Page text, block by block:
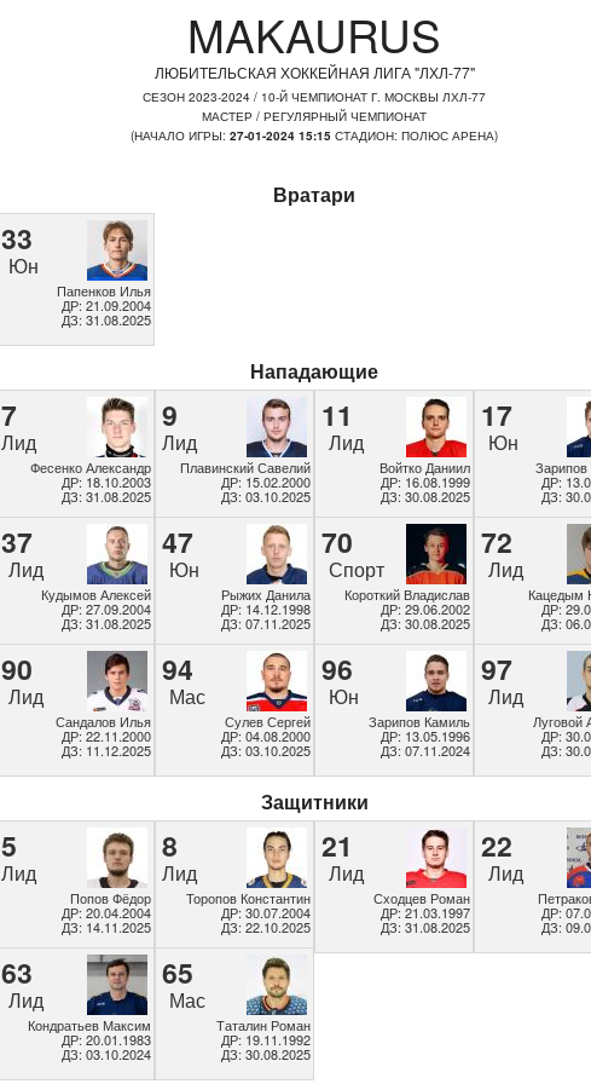
MAKAURUS
ЛЮБИТЕЛЬСКАЯ ХОККЕЙНАЯ ЛИГА "ЛХЛ-77"
СЕЗОН 2023-2024 / 10-Й ЧЕМПИОНАТ Г. МОСКВЫ ЛХЛ-77
МАСТЕР / РЕГУЛЯРНЫЙ ЧЕМПИОНАТ
(НАЧАЛО ИГРЫ: 27-01-2024 15:15 СТАДИОН: ПОЛЮС АРЕНА)
Вратари
33
Юн
Папенков Илья
ДР: 21.09.2004
ДЗ: 31.08.2025
Нападающие
7
Лид
Фесенко Александр
ДР: 18.10.2003
ДЗ: 31.08.2025
9
Лид
Плавинский Савелий
ДР: 15.02.2000
ДЗ: 03.10.2025
11
Лид
Войтко Даниил
ДР: 16.08.1999
ДЗ: 30.08.2025
17
Юн
ДР:
ДЗ:
37
Лид
Кудымов Алексей
ДР: 27.09.2004
ДЗ: 31.08.2025
47
Юн
Рыжих Данила
ДР: 14.12.1998
ДЗ: 07.11.2025
70
Спорт
Короткий Владислав
ДР: 29.06.2002
ДЗ: 30.08.2025
72
Лид
Кацедым
ДР:
ДЗ:
90
Лид
Сандалов Илья
ДР: 22.11.2000
ДЗ: 11.12.2025
94
Мас
Сулев Сергей
ДР: 04.08.2000
ДЗ: 03.10.2025
96
Юн
Зарипов Камиль
ДР: 13.05.1996
ДЗ: 07.11.2024
97
Лид
Луговой
ДР:
ДЗ:
Защитники
5
Лид
Попов Фёдор
ДР: 20.04.2004
ДЗ: 14.11.2025
8
Лид
Торопов Константин
ДР: 30.07.2004
ДЗ: 22.10.2025
21
Лид
Сходцев Роман
ДР: 21.03.1997
ДЗ: 31.08.2025
22
Лид
ДР:
ДЗ:
63
Лид
Кондратьев Максим
ДР: 20.01.1983
ДЗ: 03.10.2024
65
Мас
Таталин Роман
ДР: 19.11.1992
ДЗ: 30.08.2025